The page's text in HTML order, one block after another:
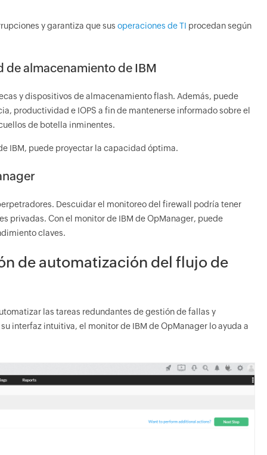
y garantiza que sus operaciones de TI procedan según
almacenamiento de IBM
y dispositivos de almacenamiento flash. Además, puede
productividad e IOPS a fin de mantenerse informado sobre el
de botella inminentes.
IBM, puede proyectar la capacidad óptima.
Descuidar el monitoreo del firewall podría tener
privadas. Con el monitor de IBM de OpManager, puede
claves.
de automatización del flujo de
las tareas redundantes de gestión de fallas y
interfaz intuitiva, el monitor de IBM de OpManager lo ayuda a